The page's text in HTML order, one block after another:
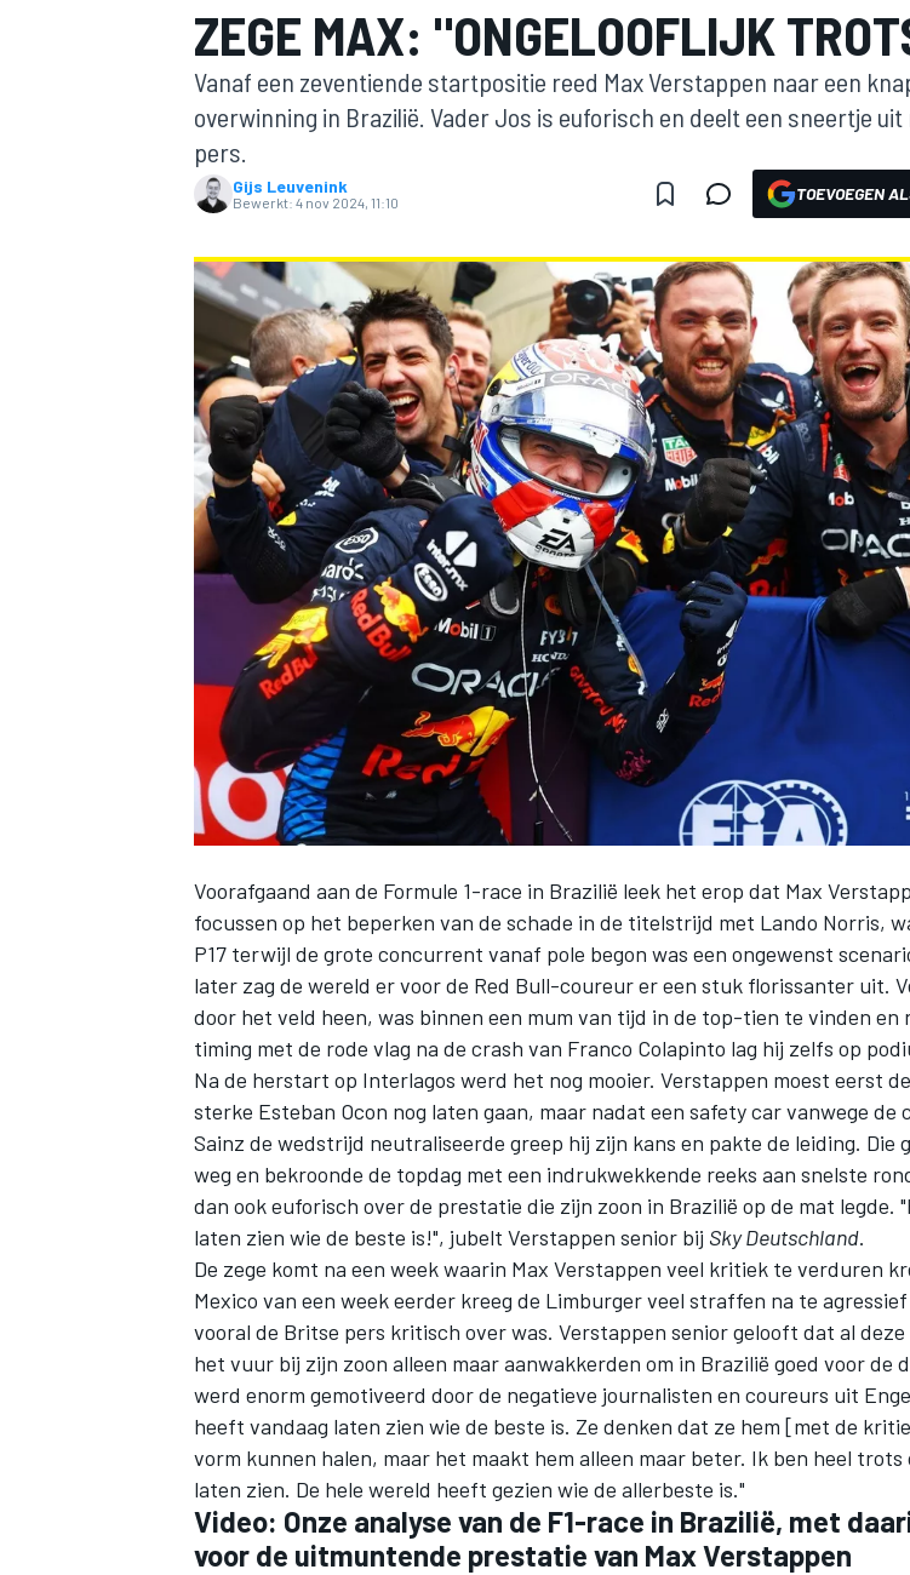
MOTOGP
INDYCAR
ZEGE MAX: "ONGELOOFLIJK
Vanaf een zeventiende startpositie reed Max Verstappen naar een
overwinning in Brazilië. Vader Jos is euforisch en deelt een sneertje
pers.
Gijs Leuvenink
Bewerkt: 4 nov 2024, 11:10 TOEVOEGEN
Voorafgaand aan de Formule 1-race in Brazilië leek het erop dat Max
focussen op het beperken van de schade in de titelstrijd met Lando Norris,
P17 terwijl de grote concurrent vanaf pole begon was een ongewenst
later zag de wereld er voor de Red Bull-coureur er een stuk florissanter uit.
door het veld heen, was binnen een mum van tijd in de top-tien te vinden en
timing met de rode vlag na de crash van Franco Colapinto lag hij zelfs op
Na de herstart op Interlagos werd het nog mooier. Verstappen moest eerst
sterke Esteban Ocon nog laten gaan, maar nadat een safety car vanwege de
Sainz de wedstrijd neutraliseerde greep hij zijn kans en pakte de leiding. Die
weg en bekroonde de topdag met een indrukwekkende reeks aan snelste
dan ook euforisch over de prestatie die zijn zoon in Brazilië op de mat legde.
laten zien wie de beste is!", jubelt Verstappen senior bij Sky Deutschland.
De zege komt na een week waarin Max Verstappen veel kritiek te verduren
Mexico van een week eerder kreeg de Limburger veel straffen na te
vooral de Britse pers kritisch over was. Verstappen senior gelooft dat al
het vuur bij zijn zoon alleen maar aanwakkerden om in Brazilië goed voor de
werd enorm gemotiveerd door de negatieve journalisten en coureurs uit
heeft vandaag laten zien wie de beste is. Ze denken dat ze hem [met de
vorm kunnen halen, maar het maakt hem alleen maar beter. Ik ben heel
laten zien. De hele wereld heeft gezien wie de allerbeste is."
Video: Onze analyse van de F1-race in Brazilië, met
voor de uitmuntende prestatie van Max Verstappen